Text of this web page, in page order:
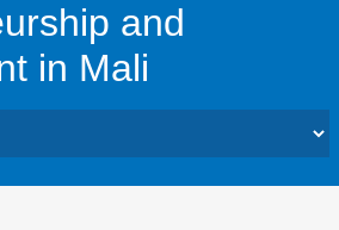
and
in Mali